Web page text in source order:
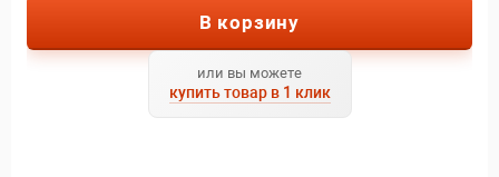
В корзину
или вы можете
купить товар в 1 клик